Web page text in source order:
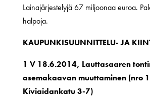
Lainajärjestelyjä 67 miljoonaa euroa.
halpoja.
KAUPUNKISUUNNITTELU- JA
1 V 18.6.2014, Lauttasaaren
asemakaavan muuttaminen (nro
Kiviaidankatu 3-7)